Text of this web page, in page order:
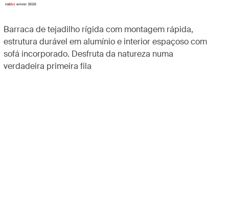
󠀰Barraca de tejadilho rígida com montagem rápida,
estrutura durável em alumínio e interior espaçoso com
sofá incorporado.󠀲󠀢󠀳 󠀰Desfruta da natureza numa
verdadeira primeira fila